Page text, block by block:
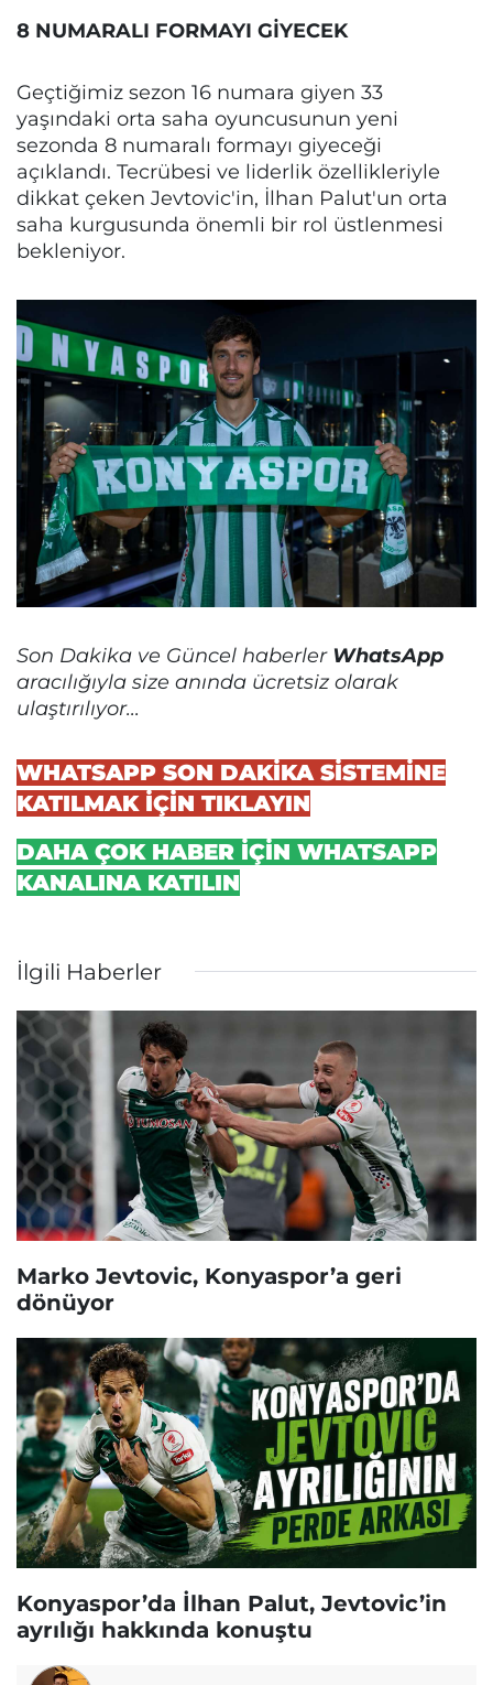
8 NUMARALI FORMAYI GİYECEK
Geçtiğimiz sezon 16 numara giyen 33
yaşındaki orta saha oyuncusunun yeni
sezonda 8 numaralı formayı giyeceği
açıklandı. Tecrübesi ve liderlik özellikleriyle
dikkat çeken Jevtovic'in, İlhan Palut'un orta
saha kurgusunda önemli bir rol üstlenmesi
bekleniyor.
Son Dakika ve Güncel haberler WhatsApp
aracılığıyla size anında ücretsiz olarak
ulaştırılıyor...
WHATSAPP SON DAKİKA SİSTEMİNE
KATILMAK İÇİN TIKLAYIN
DAHA ÇOK HABER İÇİN WHATSAPP
KANALINA KATILIN
İlgili Haberler
Marko Jevtovic, Konyaspor’a geri
dönüyor
Konyaspor’da İlhan Palut, Jevtovic’in
ayrılığı hakkında konuştu